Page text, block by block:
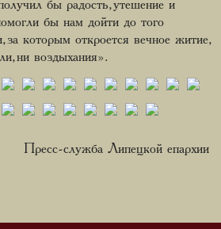
бы радость, утешение и
бы нам дойти до того
за которым откроется вечное житие,
ни воздыхания».
Пресс-служба Липецкой епархии